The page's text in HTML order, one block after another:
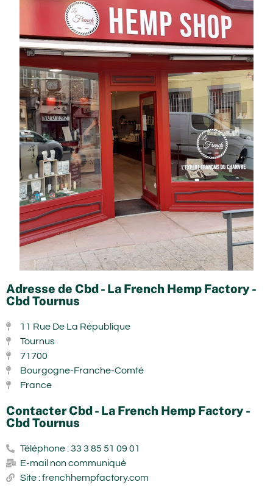
Adresse de Cbd - La French Hemp Factory -
Cbd Tournus
11 Rue De La République
Tournus
71700
Bourgogne-Franche-Comté
France
Contacter Cbd - La French Hemp Factory -
Cbd Tournus
Téléphone : 33 3 85 51 09 01
E-mail non communiqué
Site : frenchhempfactory.com